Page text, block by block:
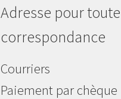
Adresse pour toute
correspondance
Courriers
Paiement par chèque